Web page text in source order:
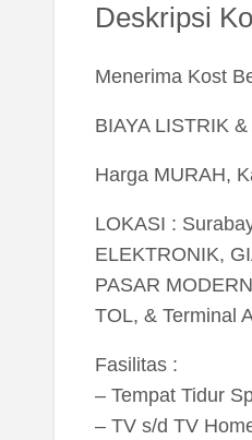
Deskripsi
Menerima Kost
BIAYA LISTRIK
Harga MURAH,
LOKASI :
ELEKTRONIK,
PASAR
TOL, & Terminal
Fasilitas :
– Tempat Tidur
– TV s/d TV